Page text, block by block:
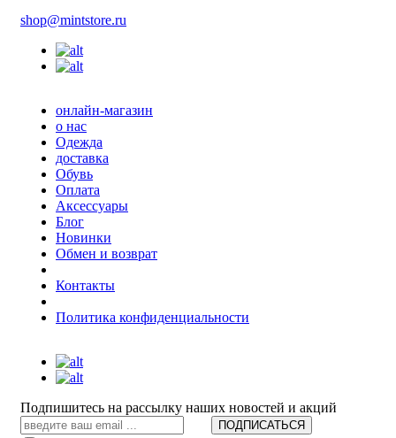
shop@mintstore.ru
онлайн-магазин
о нас
Одежда
доставка
Обувь
Оплата
Аксессуары
Блог
Новинки
Обмен и возврат
Контакты
Политика конфиденциальности
Подпишитесь на рассылку наших новостей и акций
ПОДПИСАТЬСЯ